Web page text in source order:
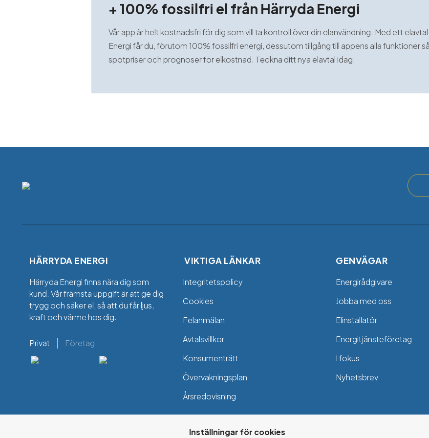
+ 100% fossilfri el från Härryda Energi
Vår app är helt kostnadsfri för dig som vill ta kontroll över din elanvändning. Med ett
Energi får du, förutom 100% fossilfri energi, dessutom tillgång till appens alla funktioner
spotpriser och prognoser för elkostnad. Teckna ditt nya elavtal idag.
HÄRRYDA ENERGI
Härryda Energi finns nära dig som
kund. Vår främsta uppgift är att ge dig
trygg och säker el, så att du får ljus,
kraft och värme hos dig.
Privat Företag
VIKTIGA LÄNKAR
Integritetspolicy
Cookies
Felanmälan
Avtalsvillkor
Konsumenträtt
Övervakningsplan
Årsredovisning
GENVÄGAR
Energirådgivare
Jobba med oss
Elinstallatör
Energitjänsteföretag
I fokus
Nyhetsbrev
Inställningar för cookies